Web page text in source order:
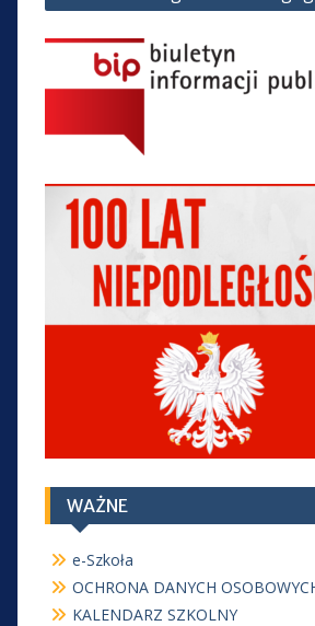
WAŻNE
e-Szkoła
OCHRONA DANYCH
KALENDARZ SZKOLNY